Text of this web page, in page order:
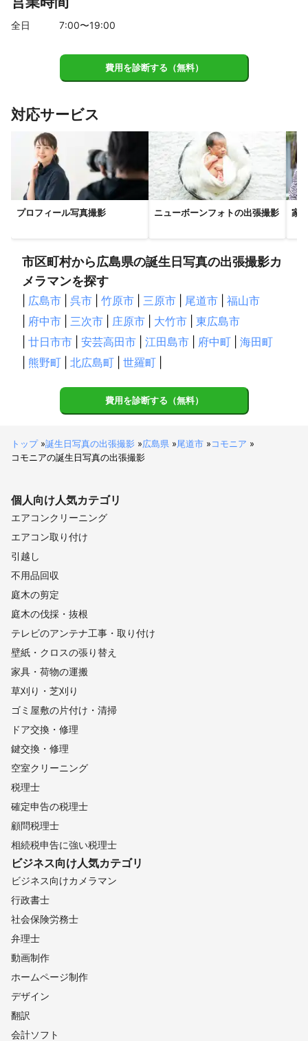
もちろん法人様も撮影担当をさせて頂いております◎
[法人様 撮影例]
・「蒼穹のファフナー BEHIND THE LINE」
・某有名ホテル パンフレット用 写真撮影
・会社パーティーの記録撮影
[個人様 撮影例]
・ナチュラルニューボーンフォト撮影 （撮影地 : お客様のご自
宅）
・バースデーの記念撮影(撮影地 : お客様のご自宅）
・長寿のお祝いの記念撮影（米寿）（撮影地 : お客様のご自宅）
etc....
上記が撮影実績の一部となります！
アピールポイント
□写真のコンセプト
・自分の中でのコンセプトは
「何気ない瞬間を写真という形に」
撮影中は固く「撮影！」というようなイメージではなく
日常的な時間を写真に残していくイメージです！
移動中などにも何気ない仕草や時間を残します◎
お届けする写真の中には
（晴天だった、木漏れ日が綺麗だったなど）
思い出せるような写真を一緒にお届けします！
日常感を残したい方はピッタリだと思います◎
和木町 岩国市
田布施町
光市 上関町
山陽小野田市
下関市
岡山県】
高梁市
総社市
岡山市
久米南町 赤磐市 瀬戸内市 真庭市
新庄村
和気町 備前市 鏡野町 津山市
勝央町
美作市
奈義町 西粟倉村
【広島県 】
尾道市 福山市 三原市 府中市 竹原市
世羅町
熊野町
安芸高田市 庄原市 海田町 府中町
坂町
広島市
江田島市 北広島町 安芸太田町
大竹市
廿日市市
全日 7:00〜19:00
費用を診断する（無料）
対応サービス
プロフィール写真撮影 ニューボーンフォトの出張撮影 家
市区町村から広島県の誕生日写真の出張撮影カ
メラマンを探す
広島市 呉市 竹原市 三原市 尾道市
福山市
府中市 三次市 庄原市 大竹市
東広島市
廿日市市 安芸高田市 江田島市 府中町
海田町
熊野町 北広島町 世羅町
費用を診断する（無料）
トップ»誕生日写真の出張撮影 »広島県 »尾道市 »コモニア »
コモニアの誕生日写真の出張撮影
個人向け人気カテゴリ
エアコンクリーニング
エアコン取り付け
引越し
不用品回収
庭木の剪定
庭木の伐採・抜根
テレビのアンテナ工事・取り付け
壁紙・クロスの張り替え
家具・荷物の運搬
草刈り・芝刈り
ゴミ屋敷の片付け・清掃
ドア交換・修理
鍵交換・修理
空室クリーニング
税理士
確定申告の税理士
顧問税理士
相続税申告に強い税理士
ビジネス向け人気カテゴリ
ビジネス向けカメラマン
行政書士
社会保険労務士
弁理士
動画制作
ホームページ制作
デザイン
翻訳
会計ソフト